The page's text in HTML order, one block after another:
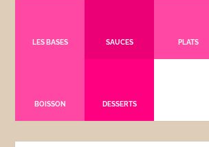
LES BASES SAUCES PLATS
BOISSON DESSERTS